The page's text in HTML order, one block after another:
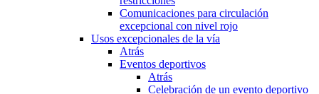
Comunicaciones para circulación
excepcional con nivel rojo
Usos excepcionales de la vía
Atrás
Eventos deportivos
Atrás
Celebración de un evento deportivo